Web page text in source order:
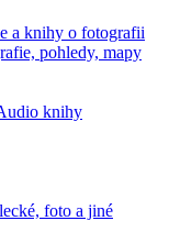
a knihy o fotografii
pohledy, mapy
knihy
foto a jiné